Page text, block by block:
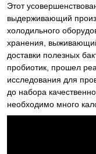
Этот
выдерживающий
холодильного
хранения,
доставки полезных
пробиотик, прошел
исследования для
до набора
необходимо много